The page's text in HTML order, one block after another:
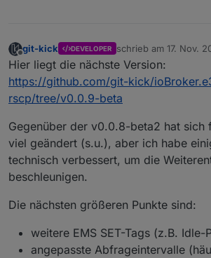
Offline
git-kick DEVELOPER schrieb am 17. Nov.
zuletzt editiert von
Hier liegt die nächste Version:
https://github.com/git-kick/
rscp/tree/v0.0.9-beta
Gegenüber der v0.0.8-beta2 hat sich
viel geändert (s.u.), aber ich habe
technisch verbessert, um die
beschleunigen.
Die nächsten größeren Punkte sind:
weitere EMS SET-Tags (z.B. Idle-
angepasste Abfrageintervalle